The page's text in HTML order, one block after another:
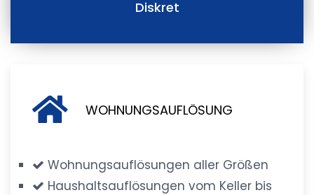
Diskret
WOHNUNGSAUFLÖSUNG
Wohnungsauflösungen aller Größen
Haushaltsauflösungen vom Keller bis